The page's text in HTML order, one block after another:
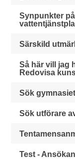
Synpunkter
Särskild
Så här vill jag
Redovisa
Sök gymnasiet
Sök utförare
Test -